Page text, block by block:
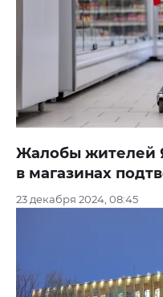
Жалобы жителей
в магазинах
23 декабря 2024, 08:45